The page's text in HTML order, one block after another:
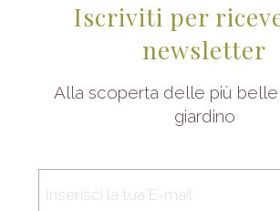
Iscriviti per
newsletter
Alla scoperta delle più
giardino